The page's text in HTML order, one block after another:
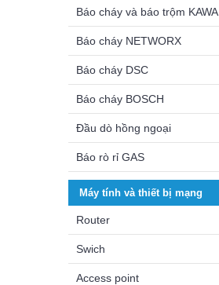
Báo cháy và báo trộm KAWA
Báo cháy NETWORX
Báo cháy DSC
Báo cháy BOSCH
Đầu dò hồng ngoại
Báo rò rỉ GAS
Máy tính và thiết bị mạng
Router
Swich
Access point